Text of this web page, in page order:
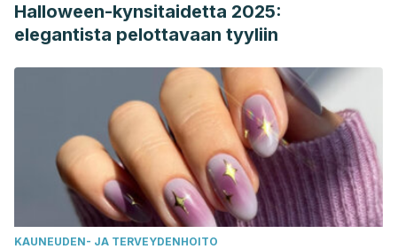
Halloween-kynsitaidetta 2025:
elegantista pelottavaan tyyliin
KAUNEUDEN- JA TERVEYDENHOITO